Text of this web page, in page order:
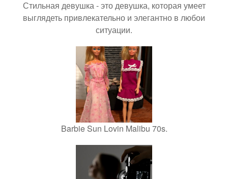
Стильная девушка - это девушка, которая умеет
выглядеть привлекательно и элегантно в любои
ситуации.
Barbie Sun Lovin Malibu 70s.